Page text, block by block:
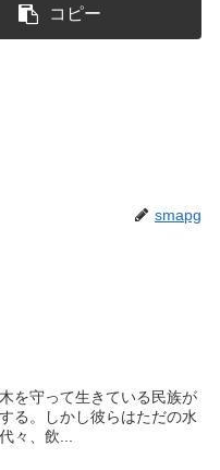
コピー
smapg
を守って生きている民族が
る。しかし彼らはただの水
々、飲...